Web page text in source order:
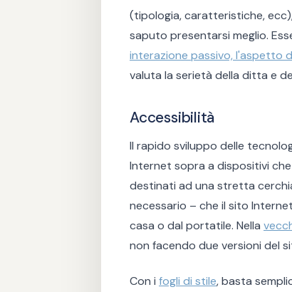
(tipologia, caratteristiche,
saputo presentarsi meglio.
interazione passivo, l'aspetto
valuta la serietà della ditta e
Accessibilità
Il rapido sviluppo delle
Internet sopra a dispositivi
destinati ad una stretta
necessario – che il sito
casa o dal portatile. Nella
non facendo due versioni del
Con i fogli di stile, basta